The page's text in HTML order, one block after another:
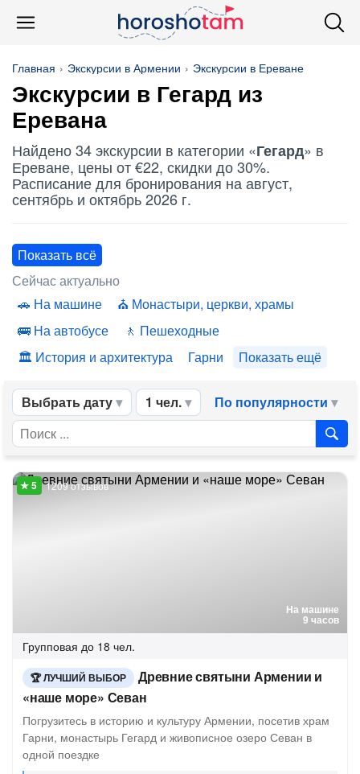
Главная Экскурсии в Армении Экскурсии в Ереване
Экскурсии в Гегард из
Еревана
Найдено 34 экскурсии в категории «Гегард» в
Ереване, цены от €22, скидки до 30%.
Расписание для бронирования на август,
сентябрь и октябрь 2026 г.
Показать всё
Сейчас актуально
На машине
Монастыри, церкви, храмы
На автобусе
Пешеходные
История и архитектура
Гарни Показать ещё
Выбрать дату 1 чел. По популярности
На машине
9 часов
1209 отзывов
Групповая до 18 чел.
ЛУЧШИЙ ВЫБОР
Древние святыни Армении и
«наше море» Севан
Погрузитесь в историю и культуру Армении, посетив храм
Гарни, монастырь Гегард и живописное озеро Севан в
одной поездке